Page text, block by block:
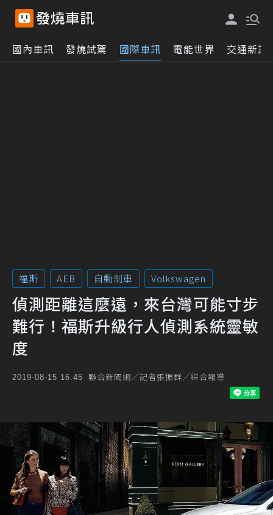
國內車訊 發燒試駕 國際車訊 電能世界 交通新訊
福斯 AEB 自動剎車 Volkswagen
偵測距離這麼遠，來台灣可能寸步
難行！福斯升級行人偵測系統靈敏
度
2019-08-15 16:45 聯合新聞網／記者張振群／綜合報導